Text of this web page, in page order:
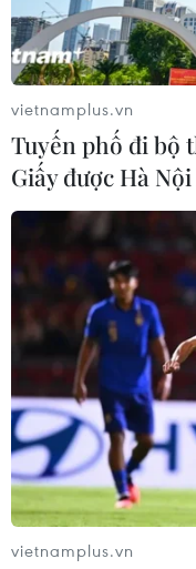
Chiến lược phát
năm 2030, định
18/02/2025 06:07
Phó Thủ tướng Trần
phát triển, khuyến
đổi sang phương
vietnamplus.vn
Tuyến phố đi bộ
Giấy được Hà
vietnamplus.vn